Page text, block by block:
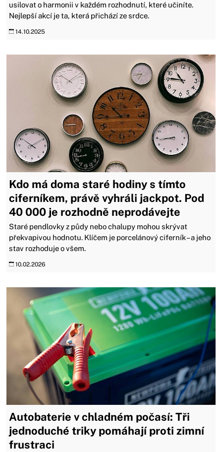
usilovat o harmonii v každém rozhodnutí, které učiníte.
Nejlepší akcí je ta, která přichází ze srdce.
14.10.2025
Kdo má doma staré hodiny s tímto
ciferníkem, právě vyhráli jackpot. Pod
40 000 je rozhodně neprodávejte
Staré pendlovky z půdy nebo chalupy mohou skrývat
překvapivou hodnotu. Klíčem je porcelánový ciferník – a jeho
stav rozhoduje o všem.
10.02.2026
Autobaterie v chladném počasí: Tři
jednoduché triky pomáhají proti zimní
frustraci